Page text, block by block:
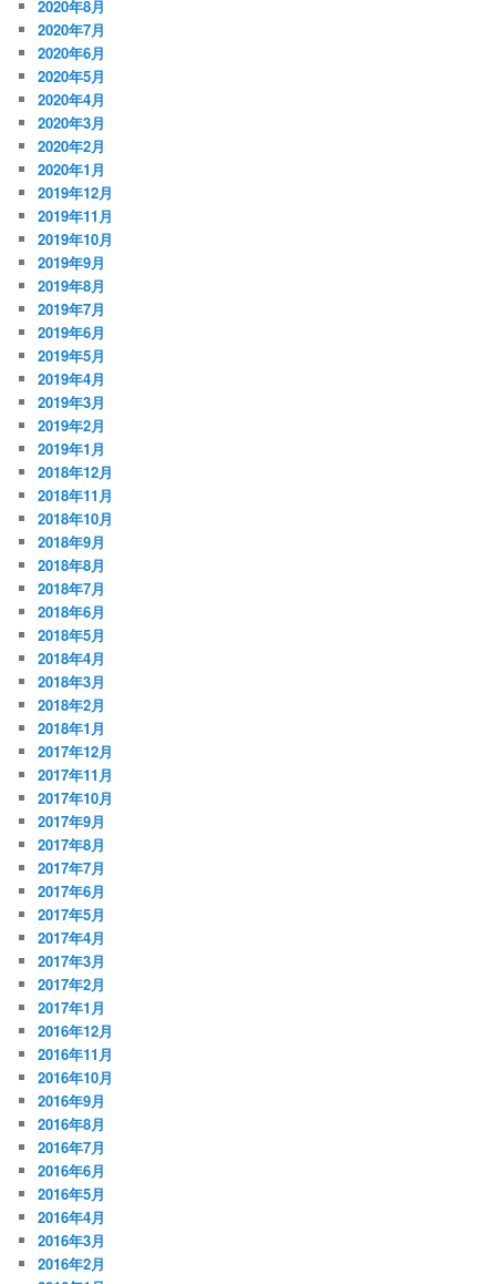
2020年8月
2020年7月
2020年6月
2020年5月
2020年4月
2020年3月
2020年2月
2020年1月
2019年12月
2019年11月
2019年10月
2019年9月
2019年8月
2019年7月
2019年6月
2019年5月
2019年4月
2019年3月
2019年2月
2019年1月
2018年12月
2018年11月
2018年10月
2018年9月
2018年8月
2018年7月
2018年6月
2018年5月
2018年4月
2018年3月
2018年2月
2018年1月
2017年12月
2017年11月
2017年10月
2017年9月
2017年8月
2017年7月
2017年6月
2017年5月
2017年4月
2017年3月
2017年2月
2017年1月
2016年12月
2016年11月
2016年10月
2016年9月
2016年8月
2016年7月
2016年6月
2016年5月
2016年4月
2016年3月
2016年2月